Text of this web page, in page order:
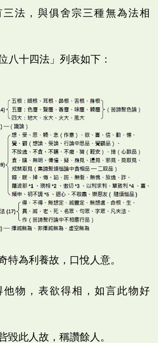
法，與俱舍宗三種無為法相
八十四法」列表如下：
特為利養故，口悅人意。
他物，表欲得相，如言此物好
毀此人故，稱讚餘人。